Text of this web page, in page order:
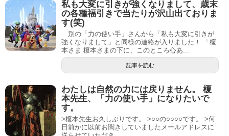
私も大変に引きが強くなりまして、歳末
の各種福引きで当たりが沢山出ておりま
す(笑)
別の「力の使い手」さんから「私も大変に引きが
強くなりまして」と同様の連絡が入りました！ 「榎
本さま 榎本さまの下に、このところ心あ...
記事を読む
わたしは自然の力には戻りません。 榎
本先生、「力の使い手」になりたいで
す。
>榎本先生お久しぶりです。 >○○の○○○○です。 >何
日前かに以前お聞きしていましたメールアドレスに